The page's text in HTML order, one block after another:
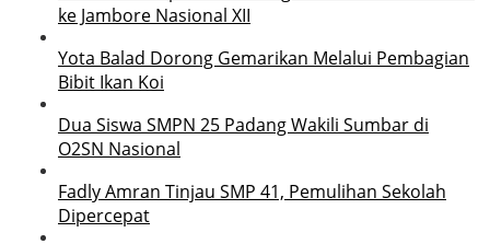
ke Jambore Nasional XII
Yota Balad Dorong Gemarikan Melalui Pembagian
Bibit Ikan Koi
Dua Siswa SMPN 25 Padang Wakili Sumbar di
O2SN Nasional
Fadly Amran Tinjau SMP 41, Pemulihan Sekolah
Dipercepat